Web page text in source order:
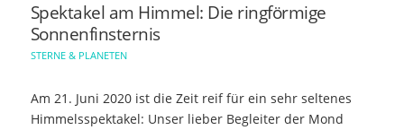
Spektakel am Himmel: Die ringförmige
Sonnenfinsternis
STERNE & PLANETEN
Am 21. Juni 2020 ist die Zeit reif für ein sehr seltenes
Himmelsspektakel: Unser lieber Begleiter der Mond